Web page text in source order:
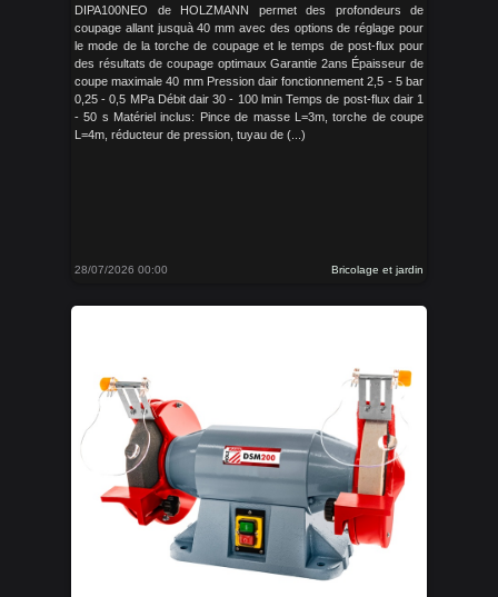
DIPA100NEO de HOLZMANN permet des profondeurs de
coupage allant jusquà 40 mm avec des options de réglage pour
le mode de la torche de coupage et le temps de post-flux pour
des résultats de coupage optimaux Garantie 2ans Épaisseur de
coupe maximale 40 mm Pression dair fonctionnement 2,5 - 5 bar
0,25 - 0,5 MPa Débit dair 30 - 100 lmin Temps de post-flux dair 1
- 50 s Matériel inclus: Pince de masse L=3m, torche de coupe
L=4m, réducteur de pression, tuyau de (...)
28/07/2026 00:00 Bricolage et jardin